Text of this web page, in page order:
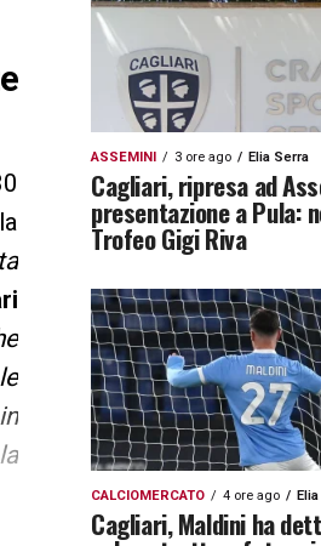
ASSEMINI 3 ore ago Elia Serra
Cagliari, ripresa ad
presentazione a Pula:
Trofeo Gigi Riva
CALCIOMERCATO 4 ore ago
Cagliari, Maldini ha